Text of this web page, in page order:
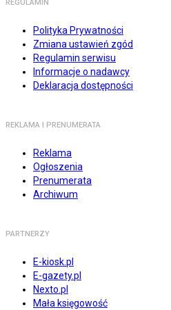
REGULAMIN
Polityka Prywatności
Zmiana ustawień zgód
Regulamin serwisu
Informacje o nadawcy
Deklaracja dostępności
REKLAMA I PRENUMERATA
Reklama
Ogłoszenia
Prenumerata
Archiwum
PARTNERZY
E-kiosk.pl
E-gazety.pl
Nexto.pl
Mała księgowość